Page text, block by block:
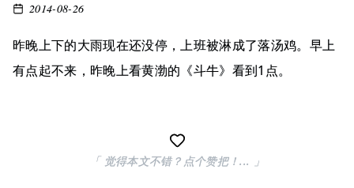
2014-08-26
昨晚上下的大雨现在还没停，上班被淋成了落汤鸡。早上
有点起不来，昨晚上看黄渤的《斗牛》看到1点。
「 觉得本文不错？点个赞把！... 」